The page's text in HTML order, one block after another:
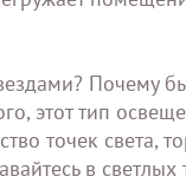
Почему
этот тип
точек света,
в